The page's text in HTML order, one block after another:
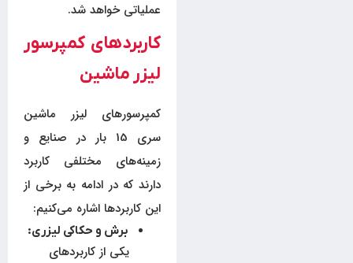
عملیاتی خواهد شد.
کاربردهای کمپرسور
لیزر ماشین
کمپرسورهای لیزر ماشین
سری 15 بار در صنایع و
زمینه‌های مختلفی کاربرد
دارند که در ادامه به برخی از
این کاربردها اشاره می‌کنیم:
برش و حکاکی لیزری:
یکی از کاربردهای